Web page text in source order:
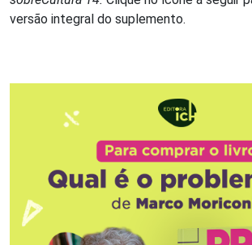
versão integral do suplemento.